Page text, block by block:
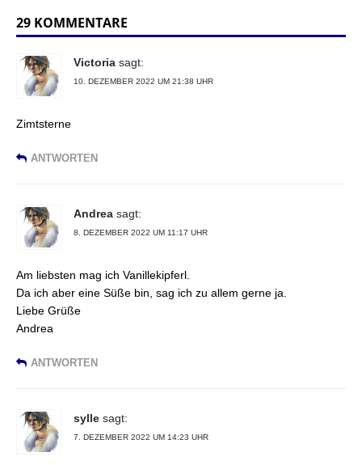
29 KOMMENTARE
Victoria sagt:
10. DEZEMBER 2022 UM 21:38 UHR
Zimtsterne
ANTWORTEN
Andrea sagt:
8. DEZEMBER 2022 UM 11:17 UHR
Am liebsten mag ich Vanillekipferl.
Da ich aber eine Süße bin, sag ich zu allem gerne ja.
Liebe Grüße
Andrea
ANTWORTEN
sylle sagt:
7. DEZEMBER 2022 UM 14:23 UHR